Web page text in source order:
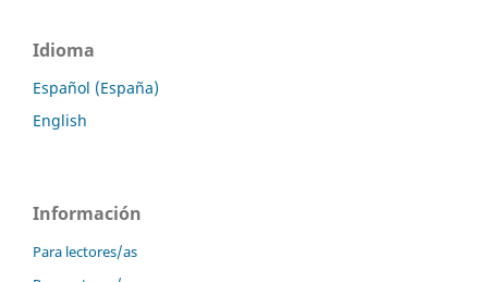
Idioma
Español (España)
English
Información
Para lectores/as